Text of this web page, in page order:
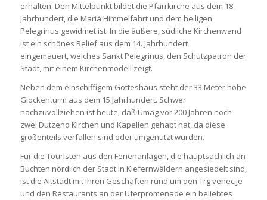
erhalten. Den Mittelpunkt bildet die Pfarrkirche aus dem 18.
Jahrhundert, die Mariä Himmelfahrt und dem heiligen
Pelegrinus gewidmet ist. In die äußere, südliche Kirchenwand
ist ein schönes Relief aus dem 14. Jahrhundert
eingemauert, welches Sankt Pelegrinus, den Schutzpatron der
Stadt, mit einem Kirchenmodell zeigt.
Neben dem einschiffigem Gotteshaus steht der 33 Meter hohe
Glockenturm aus dem 15.Jahrhundert. Schwer
nachzuvollziehen ist heute, daß Umag vor 200 Jahren noch
zwei Dutzend Kirchen und Kapellen gehabt hat, da diese
größenteils verfallen sind oder umgenutzt wurden.
Für die Touristen aus den Ferienanlagen, die hauptsächlich an
Buchten nördlich der Stadt in Kiefernwäldern angesiedelt sind,
ist die Altstadt mit ihren Geschäften rund um den Trg venecije
und den Restaurants an der Uferpromenade ein beliebtes